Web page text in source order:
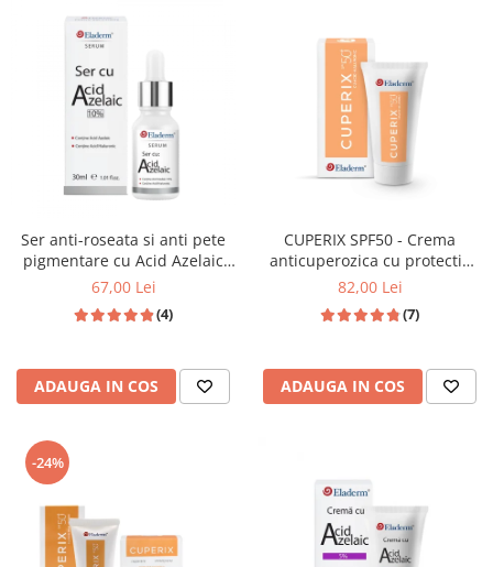
Ser anti-roseata si anti pete
pigmentare cu Acid Azelaic
10% si Acid Hialuronic 30ml
67,00 Lei
(4)
ADAUGA IN COS
CUPERIX SPF50 - Crema
anticuperozica cu protectie
solara ridicata - 50ML
82,00 Lei
(7)
ADAUGA IN COS
-24%